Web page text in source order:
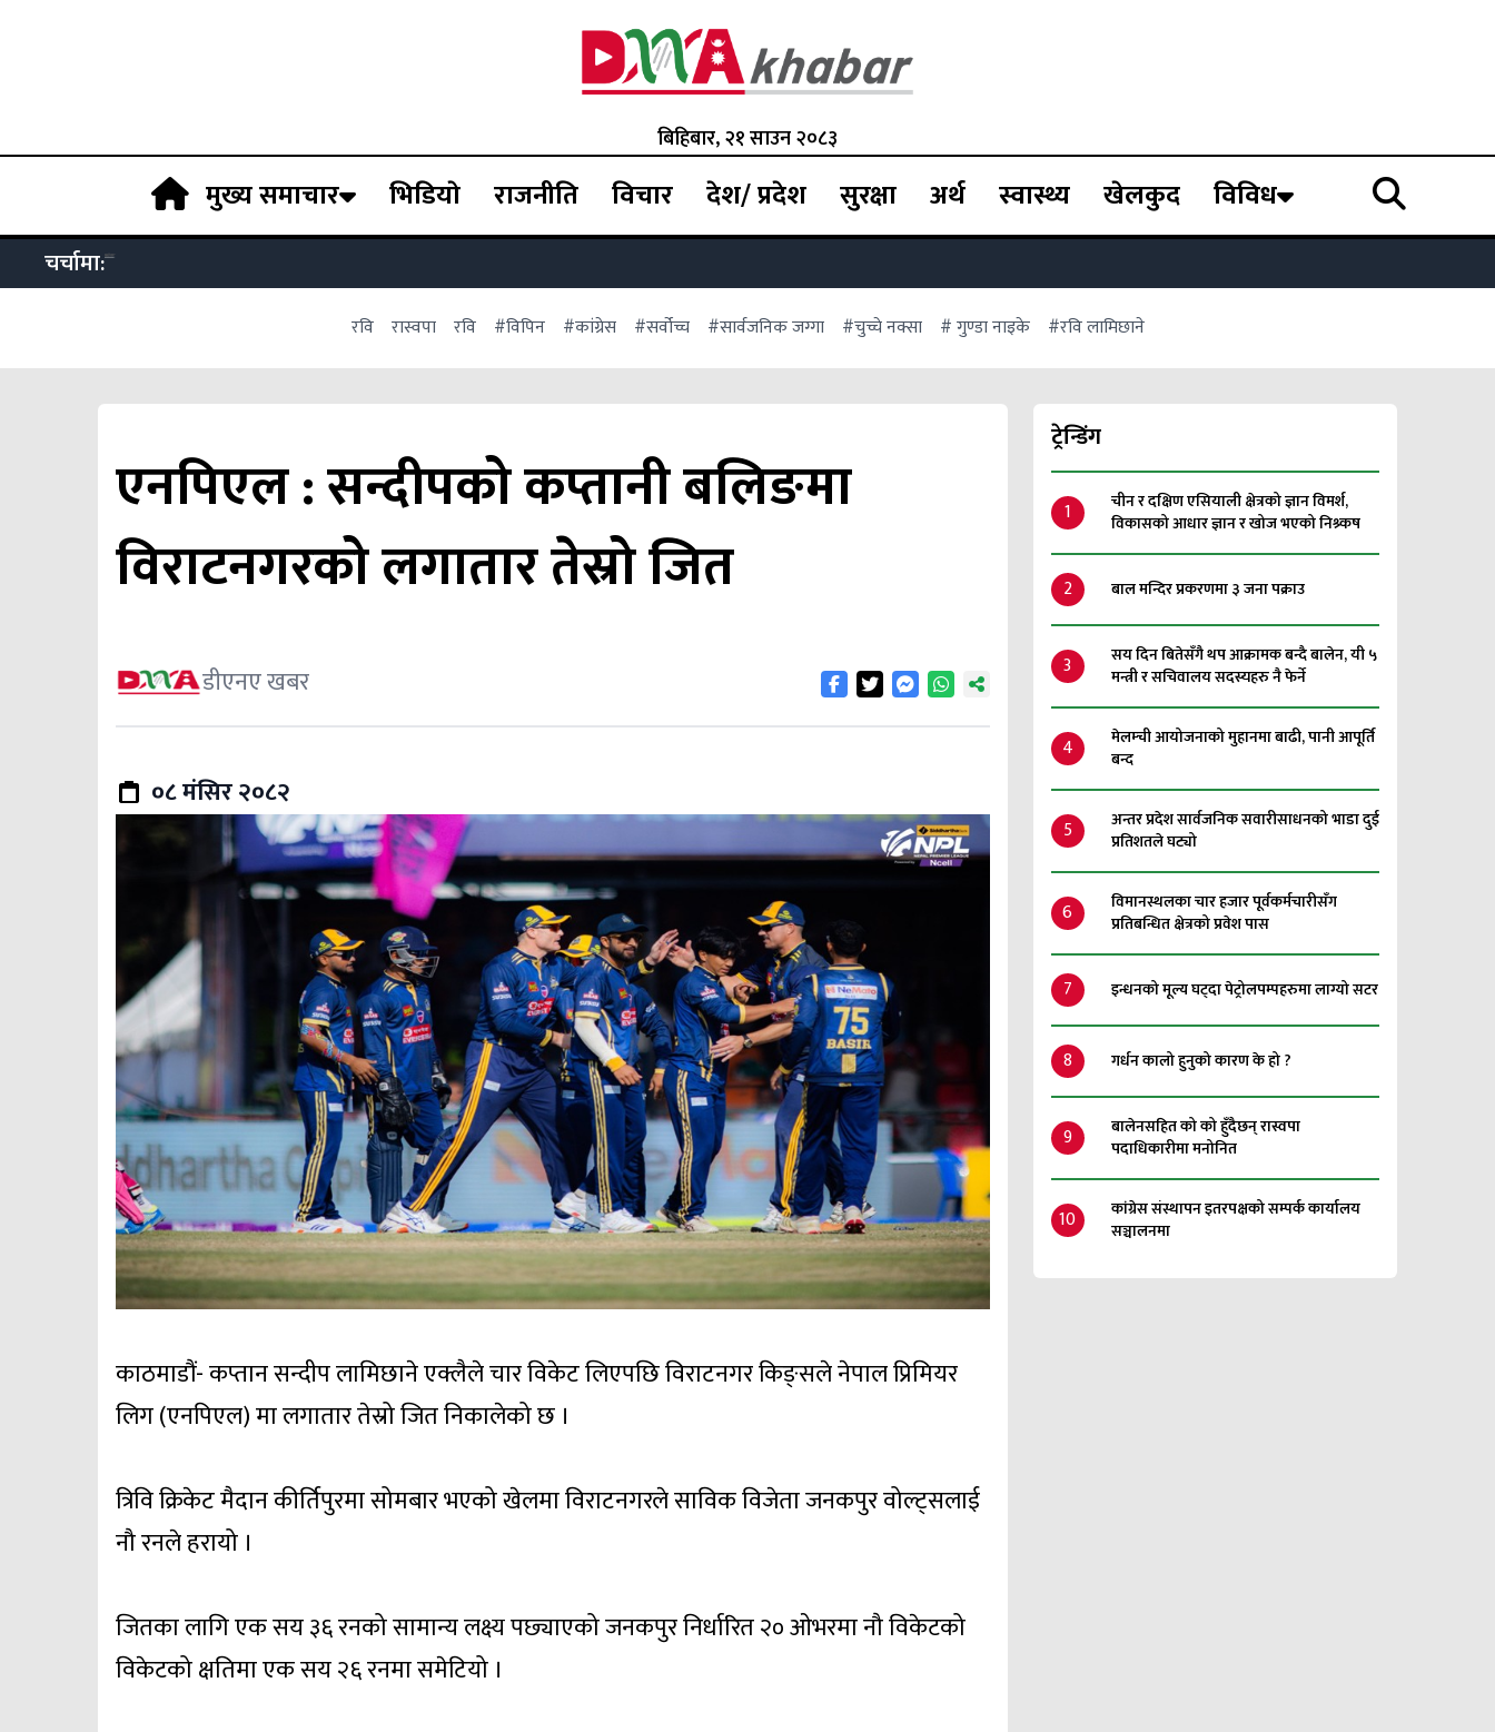
बिहिबार, २१ साउन २०८३
मुख्य समाचार भिडियाे राजनीति विचार देश/ प्रदेश सुरक्षा अर्थ स्वास्थ्य खेलकुद विविध
चर्चामा:
रवि रास्वपा रवि #विपिन #कांग्रेस #सर्वोच्च #सार्वजनिक जग्गा #चुच्चे नक्सा # गुण्डा नाइके #रवि लामिछाने
एनपिएल : सन्दीपको कप्तानी बलिङमा
विराटनगरको लगातार तेस्रो जित
डीएनए खबर
०८ मंसिर २०८२
काठमाडौं- कप्तान सन्दीप लामिछाने एक्लैले चार विकेट लिएपछि विराटनगर किङ्सले नेपाल प्रिमियर
लिग (एनपिएल) मा लगातार तेस्रो जित निकालेको छ ।
त्रिवि क्रिकेट मैदान कीर्तिपुरमा सोमबार भएको खेलमा विराटनगरले साविक विजेता जनकपुर वोल्ट्सलाई
नौ रनले हरायो ।
जितका लागि एक सय ३६ रनको सामान्य लक्ष्य पछ्याएको जनकपुर निर्धारित २० ओभरमा नौ विकेटको
विकेटको क्षतिमा एक सय २६ रनमा समेटियो ।
ट्रेन्डिंग
1
चीन र दक्षिण एसियाली क्षेत्रको ज्ञान विमर्श,
विकासको आधार ज्ञान र खोज भएको निश्र्कष
2 बाल मन्दिर प्रकरणमा ३ जना पक्राउ
3
सय दिन बितेसँगै थप आक्रामक बन्दै बालेन, यी ५
मन्त्री र सचिवालय सदस्यहरु नै फेर्ने
4
मेलम्ची आयोजनाको मुहानमा बाढी, पानी आपूर्ति
बन्द
5
अन्तर प्रदेश सार्वजनिक सवारीसाधनको भाडा दुई
प्रतिशतले घट्यो
6
विमानस्थलका चार हजार पूर्वकर्मचारीसँग
प्रतिबन्धित क्षेत्रको प्रवेश पास
7 इन्धनको मूल्य घट्दा पेट्रोलपम्पहरुमा लाग्यो सटर
8 गर्धन कालो हुनुको कारण के हो ?
9
बालेनसहित को को हुँदैछन् रास्वपा
पदाधिकारीमा मनोनित
10
कांग्रेस संस्थापन इतरपक्षको सम्पर्क कार्यालय
सञ्चालनमा